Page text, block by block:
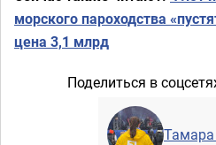
морского пароходства
цена 3,1 млрд
Поделиться в